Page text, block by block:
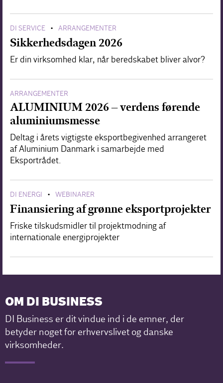
DI SERVICE • ARRANGEMENTER
Sikkerhedsdagen 2026
Er din virksomhed klar, når beredskabet bliver alvor?
ARRANGEMENTER
ALUMINIUM 2026 – verdens førende
aluminiumsmesse
Deltag i årets vigtigste eksportbegivenhed arrangeret
af Aluminium Danmark i samarbejde med
Eksportrådet.
DI ENERGI • WEBINARER
Finansiering af grønne eksportprojekter
Friske tilskudsmidler til projektmodning af
internationale energiprojekter
OM DI BUSINESS
DI Business er dit vindue ind i de emner, der
betyder noget for erhvervslivet og danske
virksomheder.